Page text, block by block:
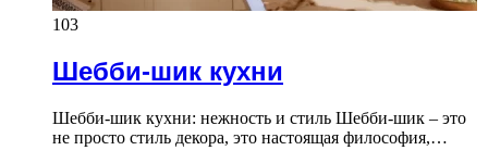
103
Шебби-шик кухни
Шебби-шик кухни: нежность и стиль Шебби-шик – это
не просто стиль декора, это настоящая философия,…